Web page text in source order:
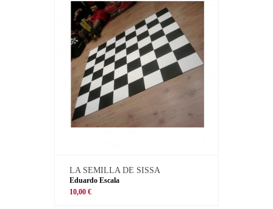
LA SEMILLA DE SISSA
Eduardo Escala
10,00 €